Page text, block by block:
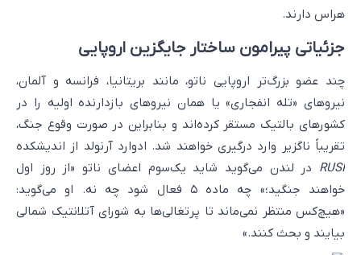
هراس دارند.
جزئیاتی پیرامون ساختار جایگزین اروپایی
چند عضو بزرگ‌تر اروپایی ناتو، مانند بریتانیا، فرانسه و آلمان،
نیروهای «تله انفجاری» یا همان نیروهای بازدارنده اولیه را در
کشورهای بالتیک مستقر کرده‌اند و بنابراین در صورت وقوع جنگ،
تقریباً ناگزیر وارد درگیری خواهند شد. ادوارد آرنولد از اندیشکده
RUSI در لندن می‌گوید شاید یک‌سوم اعضای ناتو «از روز اول
خواهند جنگید؛» چه ماده ۵ فعال شود چه نه. او می‌گوید:
«هیچ‌کس منتظر نمی‌ماند تا پرتغالی‌ها به شورای آتلانتیک شمالی
بیایند و بحث کنند.»